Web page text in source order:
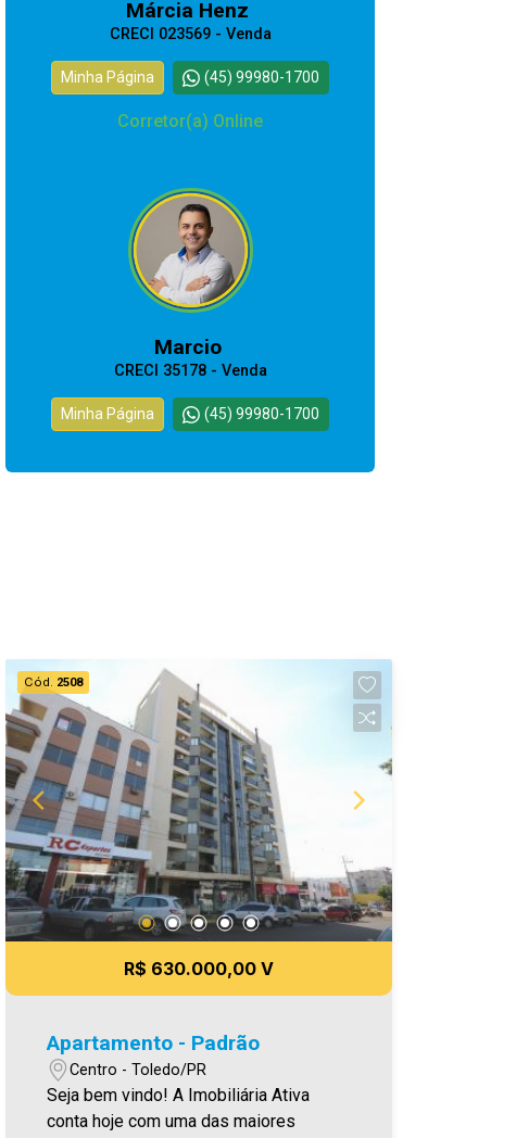
Márcia Henz
CRECI 023569 - Venda
Minha Página (45) 99980-1700
Corretor(a) Online
Marcio
CRECI 35178 - Venda
Minha Página (45) 99980-1700
Cód. 2508
R$ 630.000,00 V
Apartamento - Padrão
Centro - Toledo/PR
Seja bem vindo! A Imobiliária Ativa
conta hoje com uma das maiores